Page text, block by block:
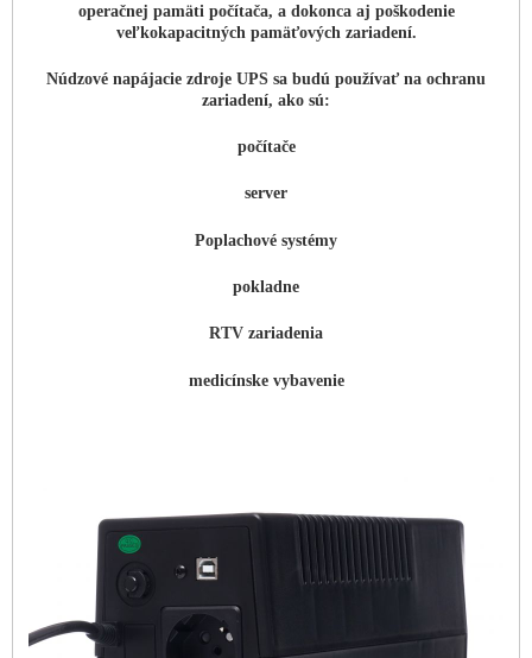
operačnej pamäti počítača, a dokonca aj poškodenie
veľkokapacitných pamäťových zariadení.
Núdzové napájacie zdroje UPS sa budú používať na ochranu
zariadení, ako sú:
počítače
server
Poplachové systémy
pokladne
RTV zariadenia
medicínske vybavenie